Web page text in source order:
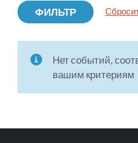
ФИЛЬТР
Нет событий,
вашим критериям